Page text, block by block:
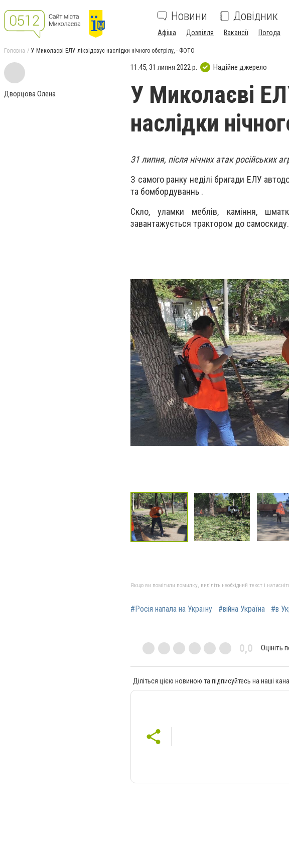
Новини Довідник
Афіша Дозвілля Вакансії Погода
Головна У Миколаєві ЕЛУ ліквідовує наслідки нічного обстрілу, - ФОТО
Дворцова Олена
11:45, 31 липня 2022 р. Надійне джерело
У Миколаєві
наслідки
31 липня, після нічних атак російських
З самого ранку неділі бригади ЕЛУ
та бомбордуваннь .
Скло, уламки меблів, каміння,
завантажується трактором до самоскиду.
Якщо ви помітили помилку, виділіть необхідний текст і
#Росія напала на Україну #війна Україна #в
0,0 Оцініть
Діліться цією новиною та підписуйтесь на наші